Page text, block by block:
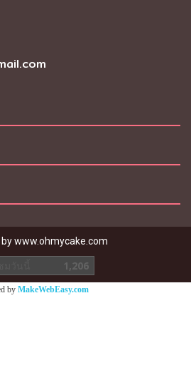
www.ohmycake.com
1,206
by MakeWebEasy.com